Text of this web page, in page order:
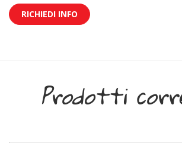
RICHIEDI INFO
Prodotti